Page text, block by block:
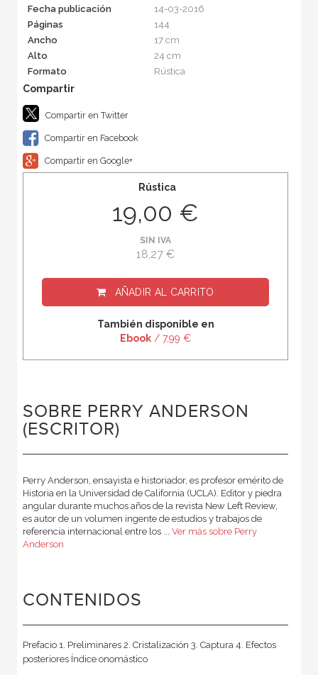
Fecha publicación
14-03-2016
Páginas
144
Ancho
17 cm
Alto
24 cm
Formato
Rústica
Compartir en Twitter
Compartir en Facebook
Compartir en Google+
Rústica
19,00 €
SIN IVA
18,27 €
AÑADIR AL CARRITO
También disponible en
Ebook / 7,99 €
SOBRE PERRY ANDERSON
(ESCRITOR)
Perry Anderson, ensayista e historiador, es profesor emérito de
Historia en la Universidad de California (UCLA). Editor y piedra
angular durante muchos años de la revista New Left Review,
es autor de un volumen ingente de estudios y trabajos de
referencia internacional entre los ... Ver más sobre Perry
Anderson
CONTENIDOS
Prefacio 1. Preliminares 2. Cristalización 3. Captura 4. Efectos
posteriores Índice onomástico